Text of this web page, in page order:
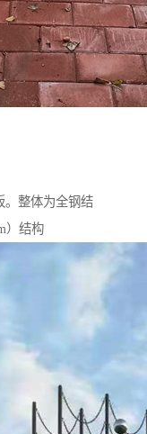
。整体为全钢结
）结构